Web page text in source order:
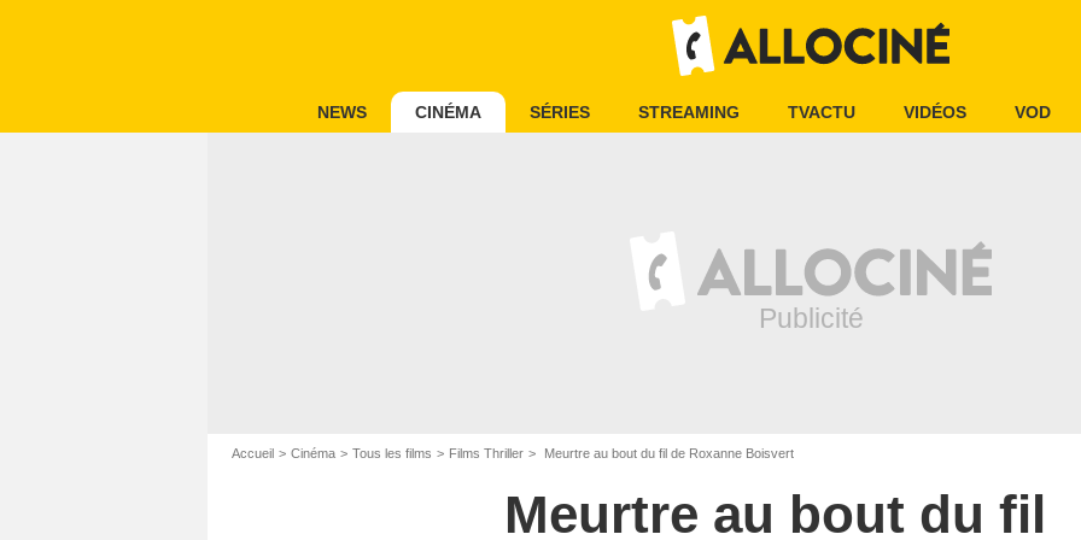
NEWS CINÉMA SÉRIES STREAMING TVACTU VIDÉOS VOD
Accueil Cinéma Tous les films Films Thriller Meurtre au bout du fil de Roxanne Boisvert
Meurtre au bout du fil